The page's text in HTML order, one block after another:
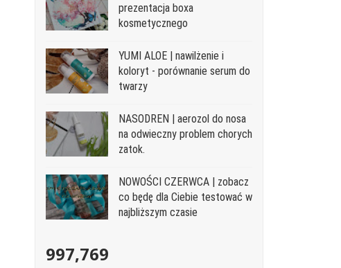
prezentacja boxa
kosmetycznego
YUMI ALOE | nawilżenie i
koloryt - porównanie serum do
twarzy
NASODREN | aerozol do nosa
na odwieczny problem chorych
zatok.
NOWOŚCI CZERWCA | zobacz
co będę dla Ciebie testować w
najbliższym czasie
997,769